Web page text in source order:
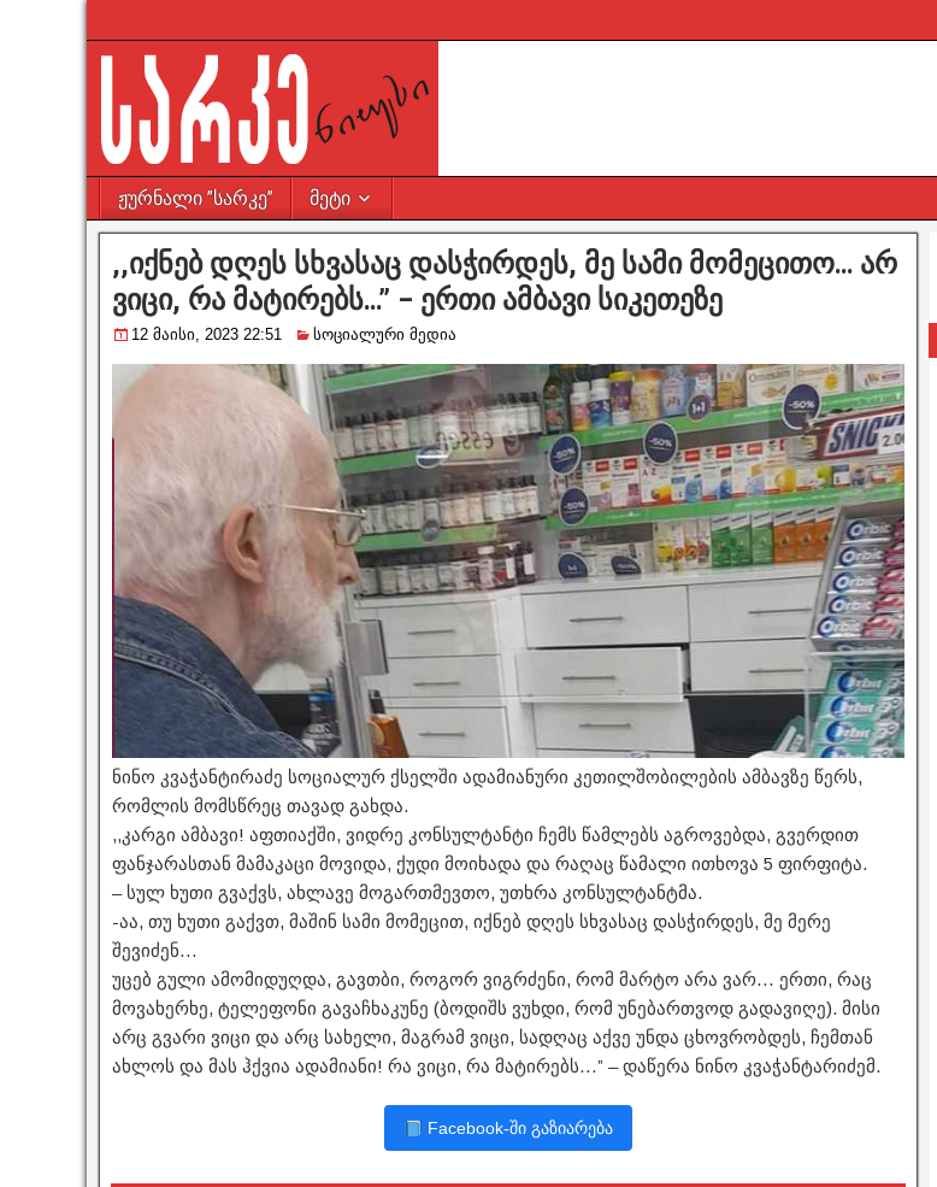
ჟურნალი ”სარკე” მეტი
,,იქნებ დღეს სხვასაც დასჭირდეს, მე სამი მომეცითო… არ
ვიცი, რა მატირებს…” – ერთი ამბავი სიკეთეზე
12 მაისი, 2023 22:51 სოციალური მედია
ნინო კვაჭანტირაძე სოციალურ ქსელში ადამიანური კეთილშობილების ამბავზე წერს,
რომლის მომსწრეც თავად გახდა.
,,კარგი ამბავი! აფთიაქში, ვიდრე კონსულტანტი ჩემს წამლებს აგროვებდა, გვერდით
ფანჯარასთან მამაკაცი მოვიდა, ქუდი მოიხადა და რაღაც წამალი ითხოვა 5 ფირფიტა.
– სულ ხუთი გვაქვს, ახლავე მოგართმევთო, უთხრა კონსულტანტმა.
-აა, თუ ხუთი გაქვთ, მაშინ სამი მომეცით, იქნებ დღეს სხვასაც დასჭირდეს, მე მერე
შევიძენ…
უცებ გული ამომიდუღდა, გავთბი, როგორ ვიგრძენი, რომ მარტო არა ვარ… ერთი, რაც
მოვახერხე, ტელეფონი გავაჩხაკუნე (ბოდიშს ვუხდი, რომ უნებართვოდ გადავიღე). მისი
არც გვარი ვიცი და არც სახელი, მაგრამ ვიცი, სადღაც აქვე უნდა ცხოვრობდეს, ჩემთან
ახლოს და მას ჰქვია ადამიანი! რა ვიცი, რა მატირებს…” – დაწერა ნინო კვაჭანტარიძემ.
Facebook-ში გაზიარება